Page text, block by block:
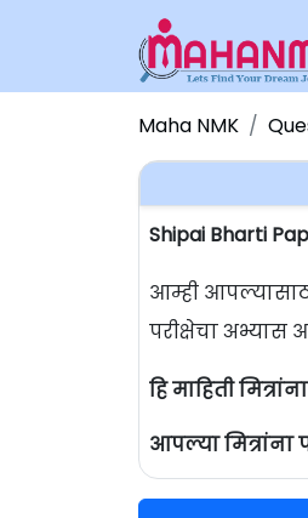
Maha NMK
Shipai Bharti
आम्ही
परीक्षेचा अभ्यास
हि माहिती
आपल्या मित्रांना